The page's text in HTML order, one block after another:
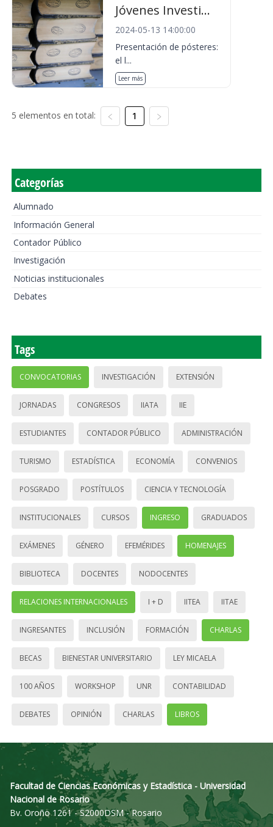
Jóvenes Investi...
2024-05-13 14:00:00
Presentación de pósteres:
el l...
Leer más
5 elementos en total: 1
Categorías
Alumnado
Información General
Contador Público
Investigación
Noticias institucionales
Debates
Tags
CONVOCATORIAS INVESTIGACIÓN EXTENSIÓN
JORNADAS CONGRESOS IIATA IIE
ESTUDIANTES CONTADOR PÚBLICO ADMINISTRACIÓN
TURISMO ESTADÍSTICA ECONOMÍA CONVENIOS
POSGRADO POSTÍTULOS CIENCIA Y TECNOLOGÍA
INSTITUCIONALES CURSOS INGRESO GRADUADOS
EXÁMENES GÉNERO EFEMÉRIDES HOMENAJES
BIBLIOTECA DOCENTES NODOCENTES
RELACIONES INTERNACIONALES I + D IITEA IITAE
INGRESANTES INCLUSIÓN FORMACIÓN CHARLAS
BECAS BIENESTAR UNIVERSITARIO LEY MICAELA
100 AÑOS WORKSHOP UNR CONTABILIDAD
DEBATES OPINIÓN CHARLAS LIBROS
Facultad de Ciencias Económicas y Estadística - Universidad
Nacional de Rosario
Bv. Oroño 1261 - S2000DSM - Rosario